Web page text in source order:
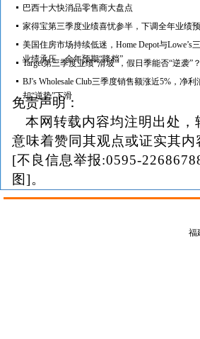
巴西十大快消品零售商大盘点
家得宝第三季度业绩喜忧参半，下调全年业绩预
美国住房市场持续低迷，Home Depot与Lowe’s
业绩承压、全年预期“降档”
Target第三季度业绩“滑坡”，假日季能否“逆袭”？
BJ's Wholesale Club三季度销售额涨近5%，净利
却“逆势”下滑
免责声明：
本网转载内容均注明出处
意味着赞同其观点或证实其内
[不良信息举报:0595-
图]。
福